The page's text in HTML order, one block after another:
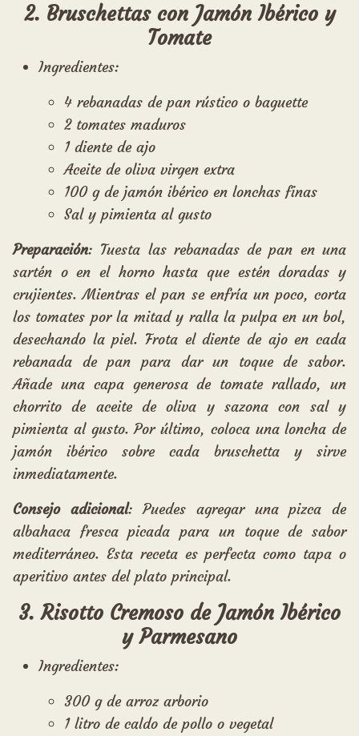
2. Bruschettas con Jamón Ibérico y
Tomate
Ingredientes:
4 rebanadas de pan rústico o baguette
2 tomates maduros
1 diente de ajo
Aceite de oliva virgen extra
100 g de jamón ibérico en lonchas finas
Sal y pimienta al gusto
Preparación: Tuesta las rebanadas de pan en una
sartén o en el horno hasta que estén doradas y
crujientes. Mientras el pan se enfría un poco, corta
los tomates por la mitad y ralla la pulpa en un bol,
desechando la piel. Frota el diente de ajo en cada
rebanada de pan para dar un toque de sabor.
Añade una capa generosa de tomate rallado, un
chorrito de aceite de oliva y sazona con sal y
pimienta al gusto. Por último, coloca una loncha de
jamón ibérico sobre cada bruschetta y sirve
inmediatamente.
Consejo adicional: Puedes agregar una pizca de
albahaca fresca picada para un toque de sabor
mediterráneo. Esta receta es perfecta como tapa o
aperitivo antes del plato principal.
3. Risotto Cremoso de Jamón Ibérico
y Parmesano
Ingredientes:
300 g de arroz arborio
1 litro de caldo de pollo o vegetal